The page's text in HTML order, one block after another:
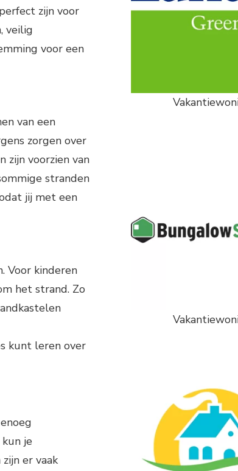
zijn voor
veilig
voor een
van een
zorgen over
zijn voorzien van
stranden
jij met een
Voor kinderen
het strand. Zo
kunt leren over
je
er vaak